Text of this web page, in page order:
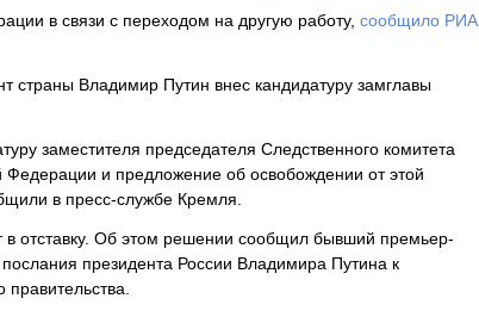
в связи с переходом на другую работу, сообщило РИА
страны Владимир Путин внес кандидатуру замглавы
заместителя председателя Следственного комитета
Федерации и предложение об освобождении от этой
в пресс-службе Кремля.
в отставку. Об этом решении сообщил бывший премьер-
президента России Владимира Путина к